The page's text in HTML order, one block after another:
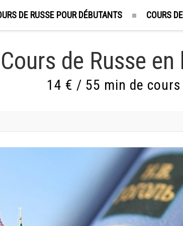
DE RUSSE POUR DÉBUTANTS COURS
Cours de Russe en
14 € / 55 min de cours